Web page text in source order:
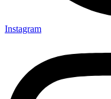
Instagram